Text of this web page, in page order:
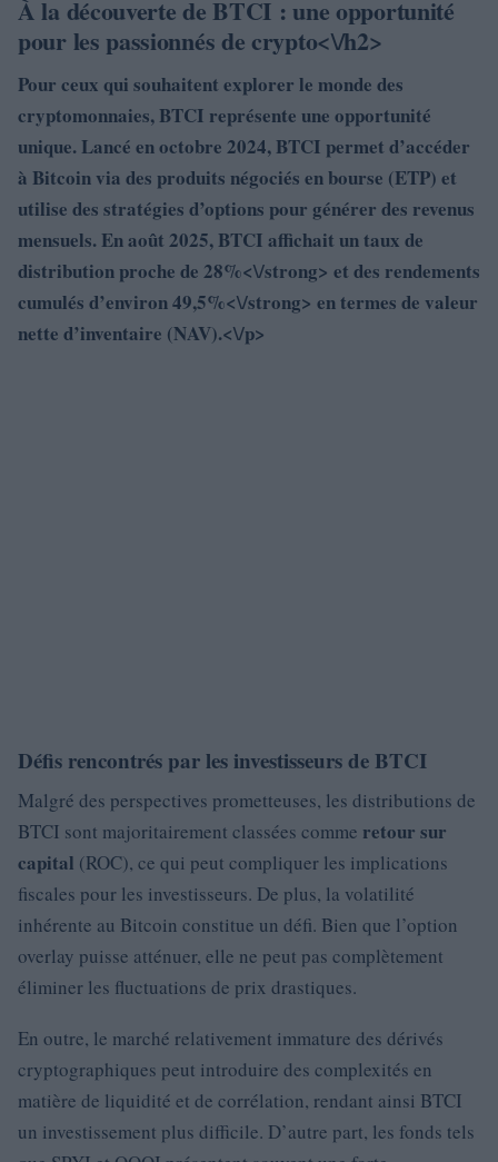
À la découverte de BTCI : une opportunité
pour les passionnés de crypto<\/h2>
Pour ceux qui souhaitent explorer le monde des
cryptomonnaies, BTCI représente une opportunité
unique. Lancé en octobre 2024, BTCI permet d’accéder
à Bitcoin via des produits négociés en bourse (ETP) et
utilise des stratégies d’options pour générer des revenus
mensuels. En août 2025, BTCI affichait un taux de
distribution proche de 28%<\/strong> et des rendements
cumulés d’environ49,5%<\/strong> en termes de valeur
nette d’inventaire (NAV).<\/p>
Défis rencontrés par les investisseurs de BTCI
Malgré des perspectives prometteuses, les distributions de
BTCI sont majoritairement classées comme retour sur
capital (ROC), ce qui peut compliquer les implications
fiscales pour les investisseurs. De plus, la volatilité
inhérente au Bitcoin constitue un défi. Bien que l’option
overlay puisse atténuer, elle ne peut pas complètement
éliminer les fluctuations de prix drastiques.
En outre, le marché relativement immature des dérivés
cryptographiques peut introduire des complexités en
matière de liquidité et de corrélation, rendant ainsi BTCI
un investissement plus difficile. D’autre part, les fonds tels